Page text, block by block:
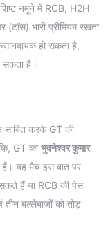
नमूने में RCB, H2H
भारी प्रीमियम रखता
हो सकता है,
सकता है।
साबित करके GT की
GT का भुवनेश्वर कुमार
हैं। यह मैच इस बात पर
हैं या RCB की पेस
बल्लेबाजों को तोड़